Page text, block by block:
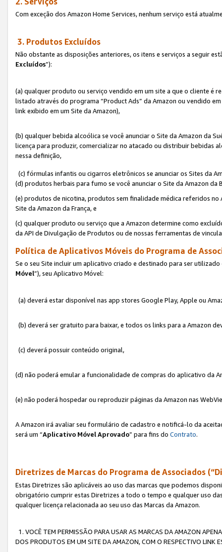
Com exceção dos Amazon Home Services, nenhum serviço está
3. Produtos Excluídos
Não obstante as disposições anteriores, os itens e serviços a seguir
Excluídos”):
(a) qualquer produto ou serviço vendido em um site a que o cliente é
listado através do programa “Product Ads” da Amazon ou vendido
link exibido em um Site da Amazon),
(b) qualquer bebida alcoólica se você anunciar o Site da Amazon da
licença para produzir, comercializar no atacado ou distribuir bebidas
nessa definição,
(c) fórmulas infantis ou cigarros eletrônicos se anunciar os Sites da
(d) produtos herbais para fumo se você anunciar o Site da Amazon da
(e) produtos de nicotina, produtos sem finalidade médica referidos no
Site da Amazon da França, e
(c) qualquer produto ou serviço que a Amazon determine como
da API de Divulgação de Produtos ou de nossas ferramentas de
Política de Aplicativos Móveis do Programa de
Se o seu Site incluir um aplicativo criado e destinado para ser
Móvel”), seu Aplicativo Móvel:
(a) deverá estar disponível nas app stores Google Play, Apple ou
(b) deverá ser gratuito para baixar, e todos os links para a Amazon
(c) deverá possuir conteúdo original,
(d) não poderá emular a funcionalidade de compras do aplicativo da
(e) não poderá hospedar ou reproduzir páginas da Amazon nas
A Amazon irá avaliar seu formulário de cadastro e notificá-lo da
será um “Aplicativo Móvel Aprovado” para fins do Contrato.
Diretrizes de Marcas do Programa de Associados
Estas Diretrizes são aplicáveis ao uso das marcas que podemos
obrigatório cumprir estas Diretrizes a todo o tempo e qualquer uso
qualquer licença relacionada ao seu uso das Marcas da Amazon.
1. VOCÊ TEM PERMISSÃO PARA USAR AS MARCAS DA AMAZON
DOS PRODUTOS EM UM SITE DA AMAZON, COM O RESPECTIVO LINK